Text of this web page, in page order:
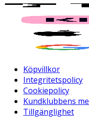
Köpvillkor
Integritetspolicy
Cookiepolicy
Kundklubbens
Tillgänglighet